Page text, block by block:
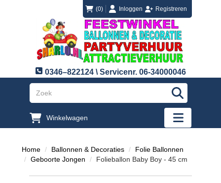
(0) loginInloggen
registreren Registreren
0346–822124 \ Servicenr. 06-34000046
"Zoeken
Winkelwagen
"Toggle
Home Ballonnen & Decoraties
Folie Ballonnen
Geboorte Jongen
Folieballon Baby Boy - 45 cm